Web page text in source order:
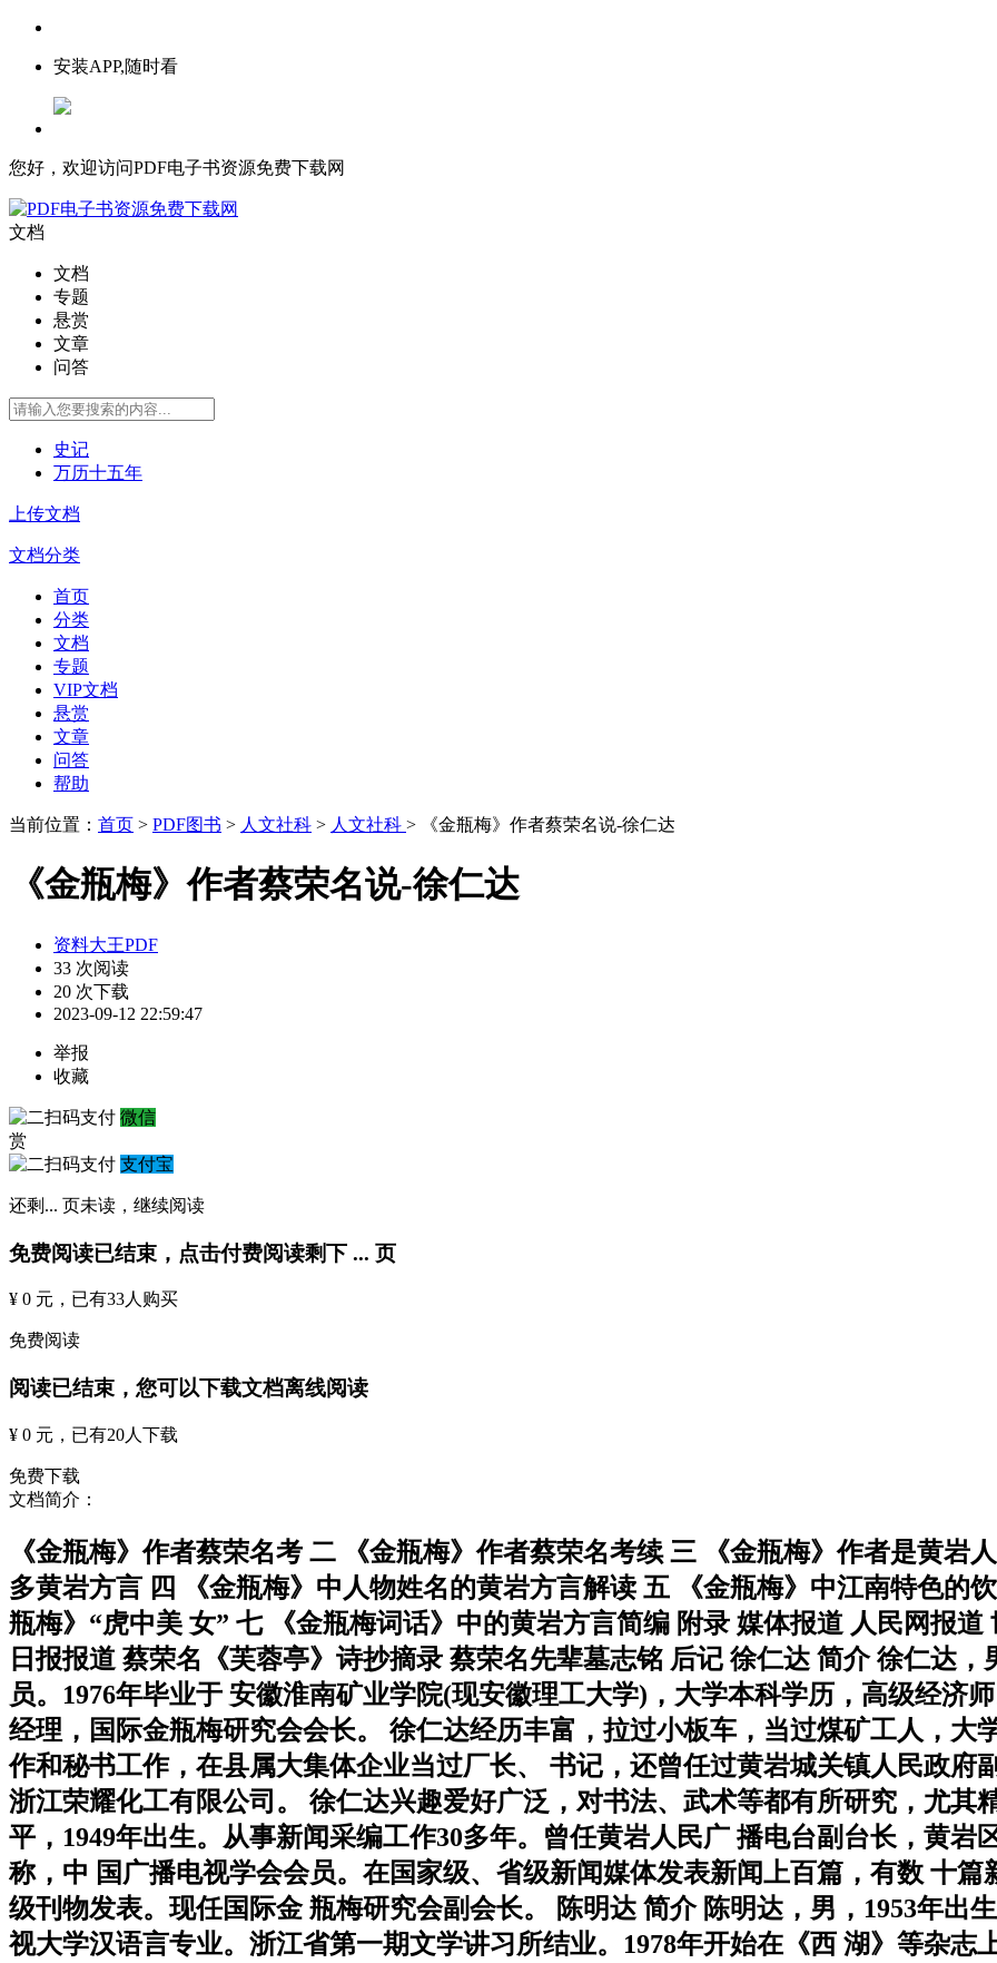
安装APP,随时看
您好，欢迎访问PDF电子书资源免费下载网
文档
文档
专题
悬赏
文章
问答
史记
万历十五年
上传文档
文档分类
首页
分类
文档
专题
VIP文档
悬赏
文章
问答
帮助
当前位置： 首页 > PDF图书 > 人文社科 > 人文社科 > 《金瓶梅》作者蔡荣名说-徐仁达
《金瓶梅》作者蔡荣名说-徐仁达
资料大王PDF
33 次阅读
20 次下载
2023-09-12 22:59:47
举报
收藏
微信
赏
支付宝
还剩 ... 页未读， 继续阅读
免费阅读已结束，点击付费阅读剩下 ... 页
¥ 0 元 ，已有33人购买
免费阅读
阅读已结束，您可以下载文档离线阅读
¥ 0 元 ，已有20人下载
免费下载
文档简介：
《金瓶梅》作者蔡荣名考 二 《金瓶梅》作者蔡荣名考续 三 《金瓶梅》作者是黄
多黄岩方言 四 《金瓶梅》中人物姓名的黄岩方言解读 五 《金瓶梅》中江南特色的
瓶梅》“虎中美 女” 七 《金瓶梅词话》中的黄岩方言简编 附录 媒体报道 人民网报
日报报道 蔡荣名《芙蓉亭》诗抄摘录 蔡荣名先辈墓志铭 后记 徐仁达 简介 徐仁达
员。1976年毕业于 安徽淮南矿业学院(现安徽理工大学)，大学本科学历，高级经济
经理，国际金瓶梅研究会会长。 徐仁达经历丰富，拉过小板车，当过煤矿工人，大
作和秘书工作，在县属大集体企业当过厂长、 书记，还曾任过黄岩城关镇人民政府
浙江荣耀化工有限公司。 徐仁达兴趣爱好广泛，对书法、武术等都有所研究，尤其
平，1949年出生。从事新闻采编工作30多年。曾任黄岩人民广 播电台副台长，黄
称，中 国广播电视学会会员。在国家级、省级新闻媒体发表新闻上百篇，有数 十
级刊物发表。现任国际金 瓶梅研究会副会长。 陈明达 简介 陈明达，男，1953年出
视大学汉语言专业。浙江省第一期文学讲习所结业。1978年开始在《西 湖》等杂志